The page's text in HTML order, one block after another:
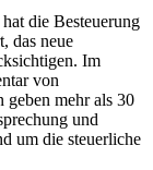
die Besteuerung
das neue
Im
von
mehr als 30
und
um die steuerliche